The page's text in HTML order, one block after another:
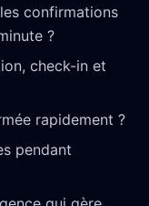
confirmations
?
check-in et
rapidement ?
pendant